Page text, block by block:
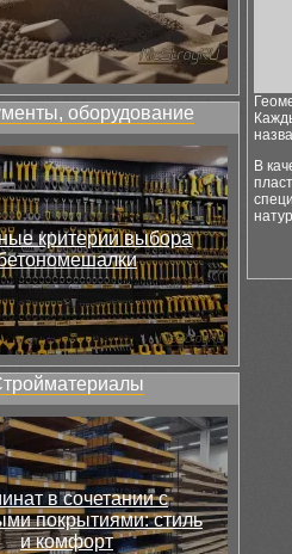
оборудование
критерии выбора
в сочетании с
покрытиями: стиль
и комфорт
В